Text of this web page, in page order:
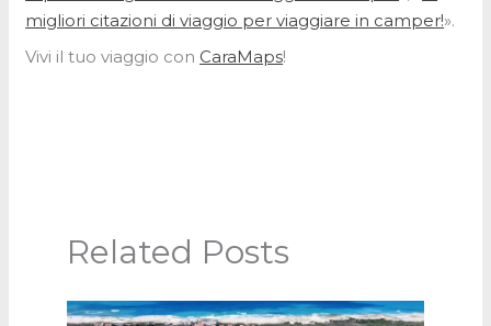
migliori citazioni di viaggio per viaggiare in camper!».
Vivi il tuo viaggio con CaraMaps!
Related Posts